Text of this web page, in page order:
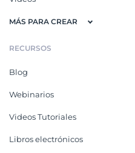
MÁS PARA CREAR
RECURSOS
Blog
Webinarios
Videos Tutoriales
Libros electrónicos